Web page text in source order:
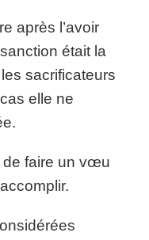
après l’avoir
était la
sacrificateurs
elle ne
de faire un vœu